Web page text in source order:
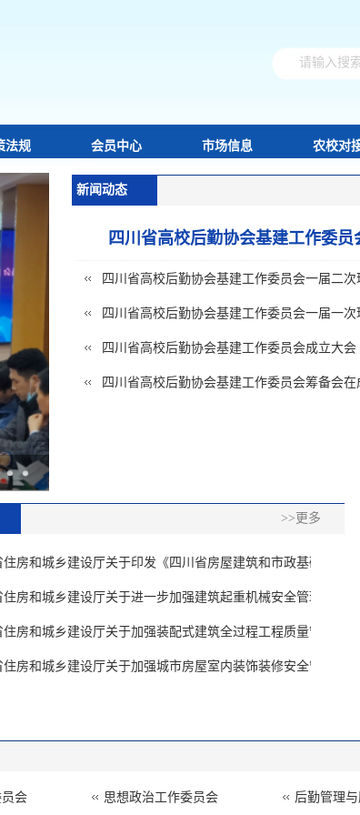
法规 会员中心 市场信息 农校对
新闻动态
四川省高校后勤协会基建工作委
四川省高校后勤协会基建工作委员会一届二
四川省高校后勤协会基建工作委员会一届一
四川省高校后勤协会基建工作委员会成立大
四川省高校后勤协会基建工作委员会筹备会在
>>更多
住房和城乡建设厅关于印发《四川省房屋建筑和市政基础...
住房和城乡建设厅关于进一步加强建筑起重机械安全管理...
住房和城乡建设厅关于加强装配式建筑全过程工程质量管...
住房和城乡建设厅关于加强城市房屋室内装饰装修安全管...
会 思想政治工作委员会 后勤管理